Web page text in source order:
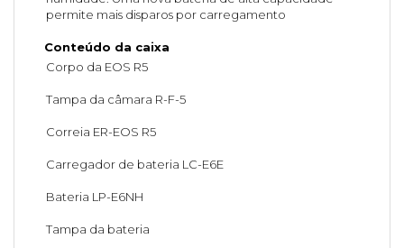
permite mais disparos por carregamento
Conteúdo da caixa
Corpo da EOS R5
Tampa da câmara R-F-5
Correia ER-EOS R5
Carregador de bateria LC-E6E
Bateria LP-E6NH
Tampa da bateria